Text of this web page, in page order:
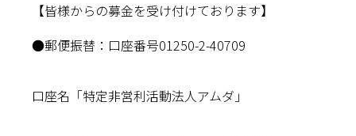
【皆様からの募金を受け付けております】
●郵便振替：口座番号01250-2-40709
口座名「特定非営利活動法人アムダ」